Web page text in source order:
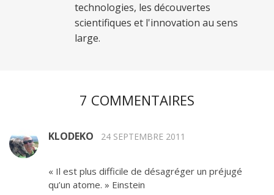
technologies, les découvertes
scientifiques et l'innovation au sens
large.
7 COMMENTAIRES
KLODEKO 24 SEPTEMBRE 2011
« Il est plus difficile de désagréger un préjugé
qu’un atome. » Einstein